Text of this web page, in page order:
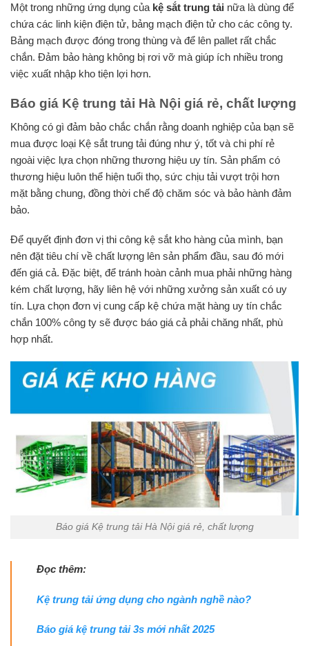
Một trong những ứng dụng của kệ sắt trung tải nữa là dùng để
chứa các linh kiện điện tử, bảng mạch điện tử cho các công ty.
Bảng mạch được đóng trong thùng và để lên pallet rất chắc
chắn. Đảm bảo hàng không bị rơi vỡ mà giúp ích nhiều trong
việc xuất nhập kho tiện lợi hơn.
Báo giá Kệ trung tải Hà Nội giá rẻ, chất lượng
Không có gì đảm bảo chắc chắn rằng doanh nghiệp của bạn sẽ
mua được loại Kệ sắt trung tải đúng như ý, tốt và chi phí rẻ
ngoài việc lựa chọn những thương hiệu uy tín. Sản phẩm có
thương hiệu luôn thể hiện tuổi thọ, sức chịu tải vượt trội hơn
mặt bằng chung, đồng thời chế độ chăm sóc và bảo hành đảm
bảo.
Để quyết định đơn vị thi công kệ sắt kho hàng của mình, bạn
nên đặt tiêu chí về chất lượng lên sản phẩm đầu, sau đó mới
đến giá cả. Đặc biệt, để tránh hoàn cảnh mua phải những hàng
kém chất lượng, hãy liên hệ với những xưởng sản xuất có uy
tín. Lựa chọn đơn vị cung cấp kệ chứa mặt hàng uy tín chắc
chắn 100% công ty sẽ được báo giá cả phải chăng nhất, phù
hợp nhất.
Báo giá Kệ trung tải Hà Nội giá rẻ, chất lượng
Đọc thêm:
Kệ trung tải ứng dụng cho ngành nghề nào?
Báo giá kệ trung tải 3s mới nhất 2025